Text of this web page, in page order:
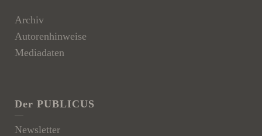
Archiv
Autorenhinweise
Mediadaten
Der PUBLICUS
Newsletter